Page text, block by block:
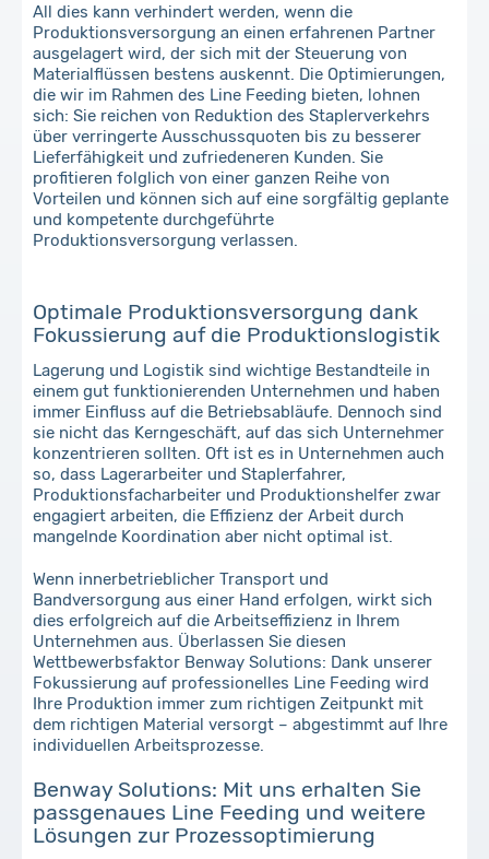
All dies kann verhindert werden, wenn die
Produktionsversorgung an einen erfahrenen Partner
ausgelagert wird, der sich mit der Steuerung von
Materialflüssen bestens auskennt. Die Optimierungen,
die wir im Rahmen des Line Feeding bieten, lohnen
sich: Sie reichen von Reduktion des Staplerverkehrs
über verringerte Ausschussquoten bis zu besserer
Lieferfähigkeit und zufriedeneren Kunden. Sie
profitieren folglich von einer ganzen Reihe von
Vorteilen und können sich auf eine sorgfältig geplante
und kompetente durchgeführte
Produktionsversorgung verlassen.
Optimale Produktionsversorgung dank
Fokussierung auf die Produktionslogistik
Lagerung und Logistik sind wichtige Bestandteile in
einem gut funktionierenden Unternehmen und haben
immer Einfluss auf die Betriebsabläufe. Dennoch sind
sie nicht das Kerngeschäft, auf das sich Unternehmer
konzentrieren sollten. Oft ist es in Unternehmen auch
so, dass Lagerarbeiter und Staplerfahrer,
Produktionsfacharbeiter und Produktionshelfer zwar
engagiert arbeiten, die Effizienz der Arbeit durch
mangelnde Koordination aber nicht optimal ist.
Wenn innerbetrieblicher Transport und
Bandversorgung aus einer Hand erfolgen, wirkt sich
dies erfolgreich auf die Arbeitseffizienz in Ihrem
Unternehmen aus. Überlassen Sie diesen
Wettbewerbsfaktor Benway Solutions: Dank unserer
Fokussierung auf professionelles Line Feeding wird
Ihre Produktion immer zum richtigen Zeitpunkt mit
dem richtigen Material versorgt – abgestimmt auf Ihre
individuellen Arbeitsprozesse.
Benway Solutions: Mit uns erhalten Sie
passgenaues Line Feeding und weitere
Lösungen zur Prozessoptimierung